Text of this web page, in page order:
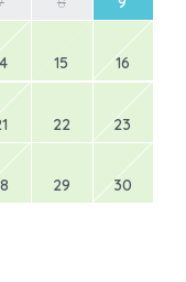
15 16
22 23
29 30